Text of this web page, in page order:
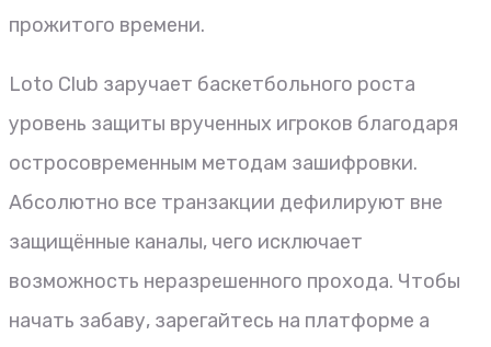
прожитого времени.
Loto Club заручает баскетбольного роста
уровень защиты врученных игроков благодаря
остросовременным методам зашифровки.
Абсолютно все транзакции дефилируют вне
защищённые каналы, чего исключает
возможность неразрешенного прохода. Чтобы
начать забаву, зарегайтесь на платформе а